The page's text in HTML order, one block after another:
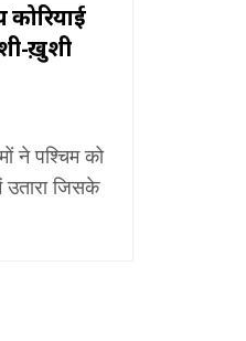
कोरियाई
ख़ुशी
ने पश्चिम को
उतारा जिसके